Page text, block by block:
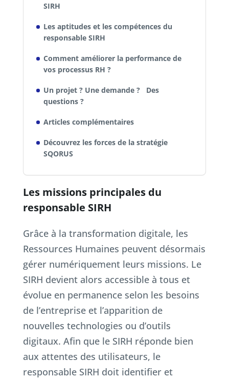
SIRH
Les aptitudes et les compétences du
responsable SIRH
Comment améliorer la performance de
vos processus RH ?
Un projet ? Une demande ? Des
questions ?
Articles complémentaires
Découvrez les forces de la stratégie
SQORUS
Les missions principales du
responsable SIRH
Grâce à la transformation digitale, les
Ressources Humaines peuvent désormais
gérer numériquement leurs missions. Le
SIRH devient alors accessible à tous et
évolue en permanence selon les besoins
de l’entreprise et l’apparition de
nouvelles technologies ou d’outils
digitaux. Afin que le SIRH réponde bien
aux attentes des utilisateurs, le
responsable SIRH doit identifier et